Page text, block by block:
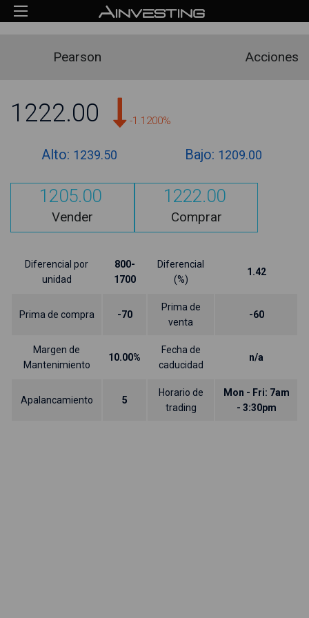
Pearson Acciones
1222.00 -1.1200%
Alto: 1239.50 Bajo: 1209.00
1205.00
Vender
1222.00
Comprar
Diferencial por
unidad
800-
1700
Diferencial
(%)
1.42
Prima de compra -70
Prima de
venta
-60
Margen de
Mantenimiento
10.00%
Fecha de
caducidad
n/a
Apalancamiento 5
Horario de
trading
Mon - Fri: 7am
- 3:30pm